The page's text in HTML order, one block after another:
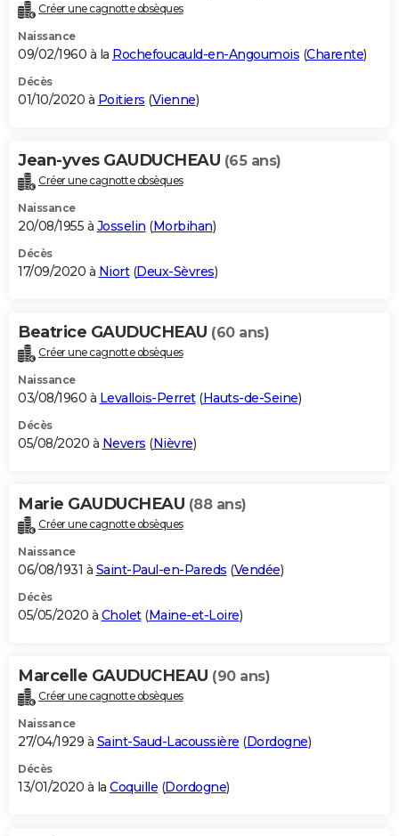
Créer une cagnotte obsèques
Naissance
09/02/1960 à la Rochefoucauld-en-Angoumois (Charente)
Décès
01/10/2020 à Poitiers (Vienne)
Jean-yves GAUDUCHEAU (65 ans)
Créer une cagnotte obsèques
Naissance
20/08/1955 à Josselin (Morbihan)
Décès
17/09/2020 à Niort(Deux-Sèvres)
Beatrice GAUDUCHEAU (60 ans)
Créer une cagnotte obsèques
Naissance
03/08/1960 à Levallois-Perret(Hauts-de-Seine)
Décès
05/08/2020 à Nevers (Nièvre)
Marie GAUDUCHEAU (88 ans)
Créer une cagnotte obsèques
Naissance
06/08/1931 à Saint-Paul-en-Pareds (Vendée)
Décès
05/05/2020 à Cholet(Maine-et-Loire)
Marcelle GAUDUCHEAU (90 ans)
Créer une cagnotte obsèques
Naissance
27/04/1929 à Saint-Saud-Lacoussière (Dordogne)
Décès
13/01/2020 à la Coquille (Dordogne)